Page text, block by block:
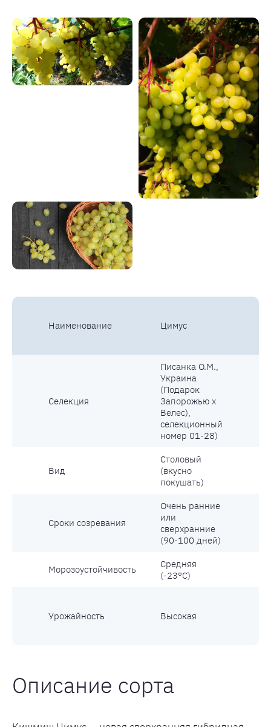
Наименование Цимус
Селекция
Писанка О.М.,
Украина
(Подарок
Запорожью х
Велес),
селекционный
номер 01-28)
Вид
Столовый
(вкусно
покушать)
Сроки созревания
Очень ранние
или
сверхранние
(90-100 дней)
Морозоустойчивость
Средняя
(-23°С)
Урожайность Высокая
Описание сорта